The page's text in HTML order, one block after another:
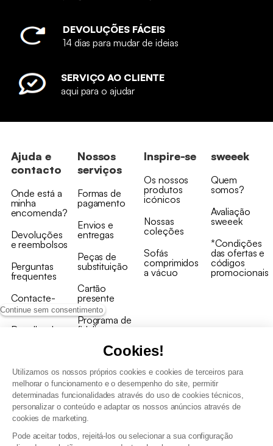
Continue sem consentimento
Cookies!
Utilizamos os nossos próprios cookies e cookies de terceiros para
melhorar o funcionamento e o desempenho do site, permitir
determinadas funcionalidades através do uso de cookies técnicos,
personalizar o conteúdo e adaptar os nossos anúncios através de
cookies de marketing.
Pode aceitar todos, rejeitá-los ou selecionar a sua configuração
DEVOLUÇÕES FÁCEIS
14 dias para mudar de ideias
SERVIÇO AO CLIENTE
aqui para o ajudar
Ajuda e
contacto
Onde está a
minha
encomenda?
Devoluções
e reembolsos
Perguntas
frequentes
Contacte-
nos
Recolha de
Nossos
serviços
Formas de
pagamento
Envios e
entregas
Peças de
substituição
Cartão
presente
Programa de
fidelizaçao
Inspire-se
Os nossos
produtos
icónicos
Nossas
coleções
Sofás
comprimidos
a vácuo
sweeek
Quem
somos?
Avaliação
sweeek
*Condições
das ofertas e
códigos
promocionais
Termos e Condições Gerais de Venda e Aviso Legal
Gestão de dados pessoais e política de cookies